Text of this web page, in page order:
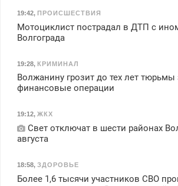
19:42, ПРОИСШЕСТВИЯ
Мотоциклист пострадал в ДТП с
Волгограда
19:28, КРИМИНАЛ
Волжанину грозит до тех лет
финансовые операции
19:12, ЖКХ
Свет отключат в шести районах
августа
18:58, ЗДОРОВЬЕ
Более 1,6 тысячи участников СВО